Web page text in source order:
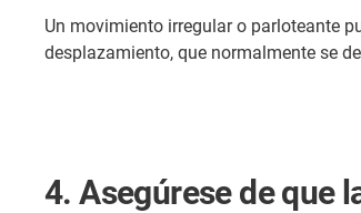
Un movimiento irregular o parloteante
desplazamiento, que normalmente se
4. Asegúrese de que